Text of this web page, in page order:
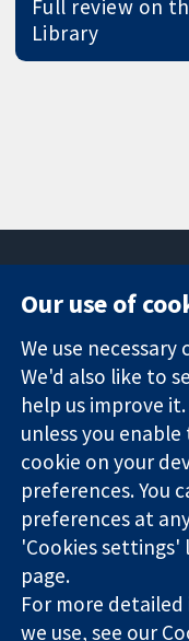
Full review on
Library
Trusted
evidence.
Informed
decisions.
Better health.
The Cochrane
company limited by
England & Wales. VAT
Our use of
We use
We'd also like to
help us improve
unless you
cookie on your
preferences. You
preferences at
'Cookies
page.
For more
we use, see our